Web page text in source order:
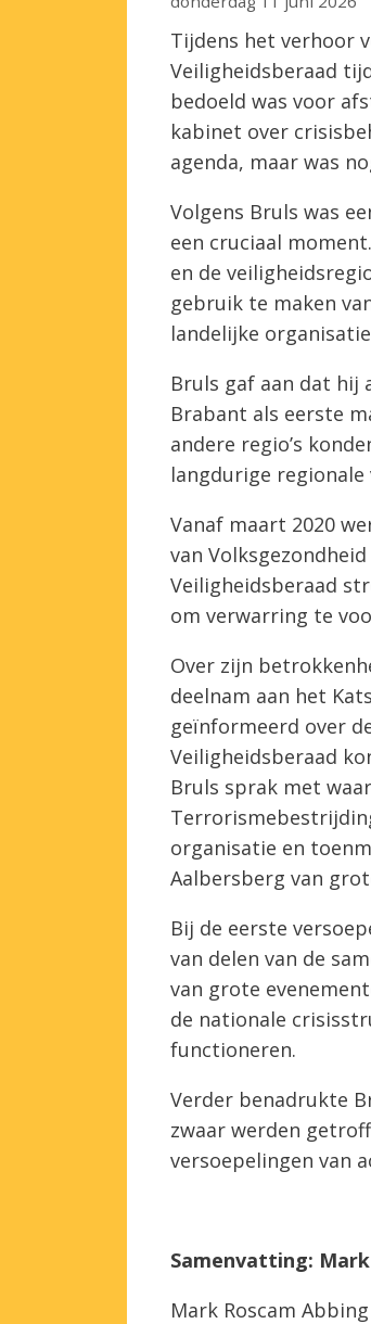
Tijdens het verhoor
Veiligheidsberaad
bedoeld was voor
kabinet over
agenda, maar was
Volgens Bruls was
een cruciaal
en de
gebruik te maken
landelijke
Bruls gaf aan dat hij
Brabant als eerste
andere regio’s
langdurige
Vanaf maart 2020
van
Veiligheidsberaad
om verwarring te
Over zijn
deelnam aan het
geïnformeerd over
Veiligheidsberaad
Bruls sprak met
organisatie en
Aalbersberg van
Bij de eerste
van delen van de
van grote
de nationale
functioneren.
Verder benadrukte
zwaar werden
versoepelingen van
Samenvatting:
Mark Roscam